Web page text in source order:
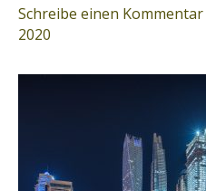
Schreibe einen Kommentar
2020